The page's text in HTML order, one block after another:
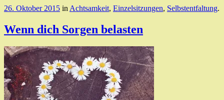
26. Oktober 2015 in Achtsamkeit, Einzelsitzungen, Selbstentfaltung.
Wenn dich Sorgen belasten